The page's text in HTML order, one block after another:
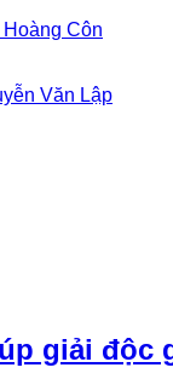
Côn
Văn Lập
giải độc